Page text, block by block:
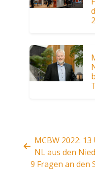
MCBW 2022:
NL aus den
9 Fragen an den